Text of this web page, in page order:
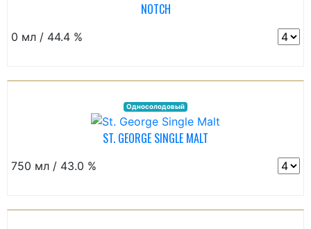
NOTCH
0 мл / 44.4 %
Односолодовый
ST. GEORGE SINGLE MALT
750 мл / 43.0 %